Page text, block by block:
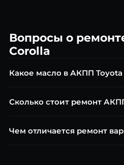
Вопросы о
Corolla
Какое масло в АКПП Toyota
IV для 4-ступенчатых U340E.
Сколько стоит ремонт
гидроблока от 7 500 ₽,
Чем отличается ремонт